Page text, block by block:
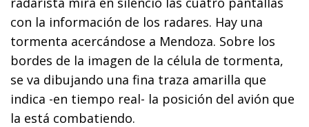
con la información de los radares. Hay una
tormenta acercándose a Mendoza. Sobre los
bordes de la imagen de la célula de tormenta,
se va dibujando una fina traza amarilla que
indica -en tiempo real- la posición del avión que
la está combatiendo.